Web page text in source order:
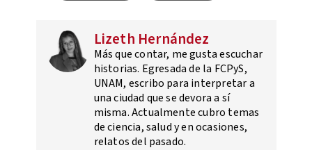
Lizeth Hernández
Más que contar, me gusta escuchar
historias. Egresada de la FCPyS,
UNAM, escribo para interpretar a
una ciudad que se devora a sí
misma. Actualmente cubro temas
de ciencia, salud y en ocasiones,
relatos del pasado.